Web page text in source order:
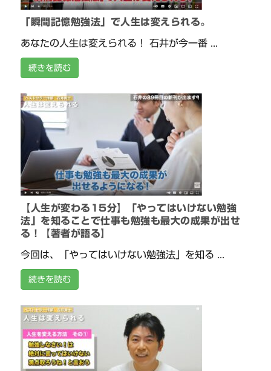
「瞬間記憶勉強法」で人生は変えられる。
あなたの人生は変えられる！ 石井が今一番 ...
続きを読む
【人生が変わる15分】「やってはいけない勉強
法」を知ることで仕事も勉強も最大の成果が出せ
る！【著者が語る】
今回は、「やってはいけない勉強法」を知る ...
続きを読む